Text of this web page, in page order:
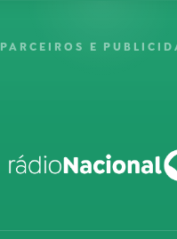
PARCEIROS E